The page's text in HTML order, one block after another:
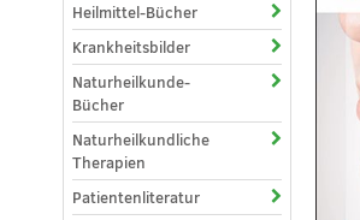
Heilmittel-Bücher
Krankheitsbilder
Naturheilkunde-
Bücher
Naturheilkundliche
Therapien
Patientenliteratur